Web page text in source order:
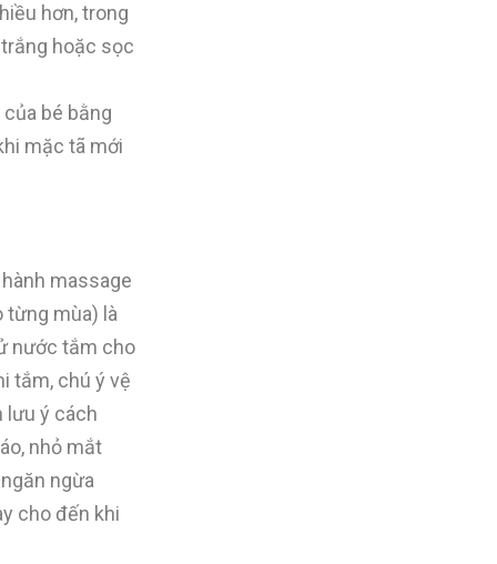
hơn, trong
hoặc sọc
bé bằng
mặc tã mới
massage
từng mùa) là
nước tắm cho
tắm, chú ý vệ
lưu ý cách
nhỏ mắt
ngừa
cho đến khi